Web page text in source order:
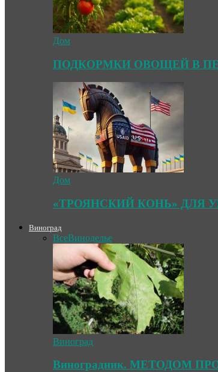
Дом
ПОДКОРМКИ ОВОЩЕЙ В
Дом
«ТРОЯНСКИЙ КОНЬ» ДЛЯ
Виноград
ВсеВиноделье
Виноград
Виноградник. МЕТОДОМ